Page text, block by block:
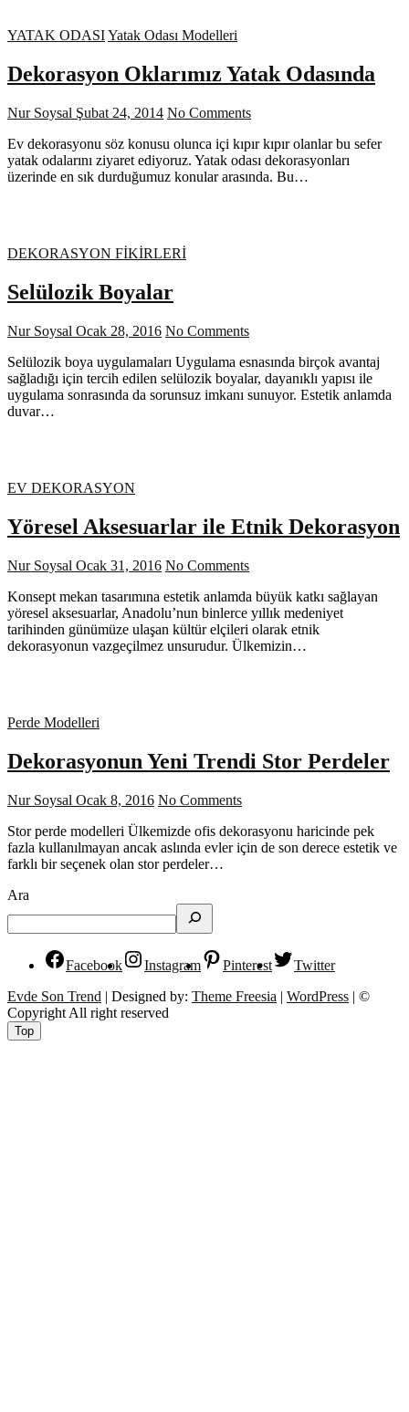
YATAK ODASIYatak Odası Modelleri
Dekorasyon Oklarımız Yatak Odasında
Nur Soysal Şubat 24, 2014 No Comments
Ev dekorasyonu söz konusu olunca içi kıpır kıpır olanlar bu sefer
yatak odalarını ziyaret ediyoruz. Yatak odası dekorasyonları
üzerinde en sık durduğumuz konular arasında. Bu…
DEKORASYON FİKİRLERİ
Selülozik Boyalar
Nur Soysal Ocak 28, 2016 No Comments
Selülozik boya uygulamaları Uygulama esnasında birçok avantaj
sağladığı için tercih edilen selülozik boyalar, dayanıklı yapısı ile
uygulama sonrasında da sorunsuz imkanı sunuyor. Estetik anlamda
duvar…
EV DEKORASYON
Yöresel Aksesuarlar ile Etnik Dekorasyon
Nur Soysal Ocak 31, 2016 No Comments
Konsept mekan tasarımına estetik anlamda büyük katkı sağlayan
yöresel aksesuarlar, Anadolu’nun binlerce yıllık medeniyet
tarihinden günümüze ulaşan kültür elçileri olarak etnik
dekorasyonun vazgeçilmez unsurudur. Ülkemizin…
Perde Modelleri
Dekorasyonun Yeni Trendi Stor Perdeler
Nur Soysal Ocak 8, 2016 No Comments
Stor perde modelleri Ülkemizde ofis dekorasyonu haricinde pek
fazla kullanılmayan ancak aslında evler için de son derece estetik ve
farklı bir seçenek olan stor perdeler…
Ara
Facebook Instagram Pinterest
Twitter
Evde Son Trend | Designed by: Theme Freesia | WordPress | ©
Copyright All right reserved
Top